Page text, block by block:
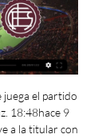
juega el partido
18:48hace 9
a la titular con